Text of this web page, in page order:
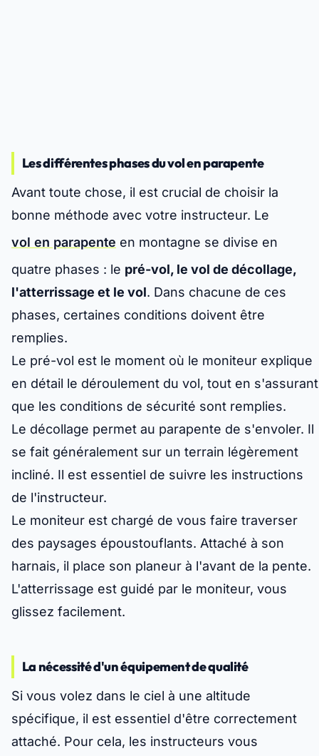
Les différentes phases du vol en parapente
Avant toute chose, il est crucial de choisir la
bonne méthode avec votre instructeur. Le
vol en parapente en montagne se divise en
quatre phases : le pré-vol, le vol de décollage,
l'atterrissage et le vol. Dans chacune de ces
phases, certaines conditions doivent être
remplies.
Le pré-vol est le moment où le moniteur explique
en détail le déroulement du vol, tout en s'assurant
que les conditions de sécurité sont remplies.
Le décollage permet au parapente de s'envoler. Il
se fait généralement sur un terrain légèrement
incliné. Il est essentiel de suivre les instructions
de l'instructeur.
Le moniteur est chargé de vous faire traverser
des paysages époustouflants. Attaché à son
harnais, il place son planeur à l'avant de la pente.
L'atterrissage est guidé par le moniteur, vous
glissez facilement.
La nécessité d'un équipement de qualité
Si vous volez dans le ciel à une altitude
spécifique, il est essentiel d'être correctement
attaché. Pour cela, les instructeurs vous